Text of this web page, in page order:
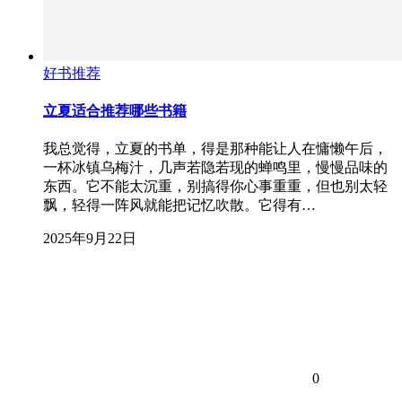
好书推荐
立夏适合推荐哪些书籍
我总觉得，立夏的书单，得是那种能让人在慵懒午后，
一杯冰镇乌梅汁，几声若隐若现的蝉鸣里，慢慢品味的
东西。它不能太沉重，别搞得你心事重重，但也别太轻
飘，轻得一阵风就能把记忆吹散。它得有…
2025年9月22日
0